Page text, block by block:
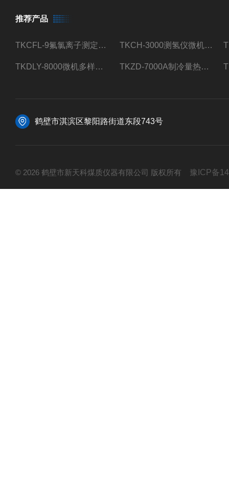
推荐产品
TKCFL-9氟氯离子测定仪自动煤质检测 TKCH-3000测氢仪微机氢元素测定煤质检测
TKDLY-8000微机多样测硫仪自动定硫仪化验室硫含量测定 TKZD-7000A制冷量热仪自动升降热值仪煤质检测
鹤壁市淇滨区黎阳路街道东段743号
© 2026 鹤壁市新天科煤质仪器有限公司 版权所有 豫ICP备